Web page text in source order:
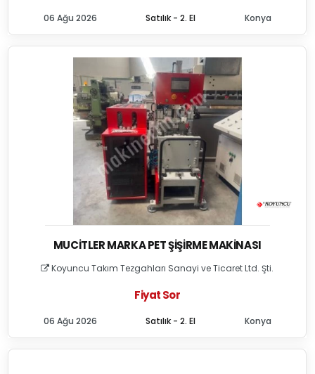
Satılık - 2. El
06 Ağu 2026 Konya
MUCITLER MARKA PET ŞIŞIRME MAKINASI
Koyuncu Takım Tezgahları Sanayi ve Ticaret Ltd. Şti.
Fiyat Sor
Satılık - 2. El
06 Ağu 2026 Konya